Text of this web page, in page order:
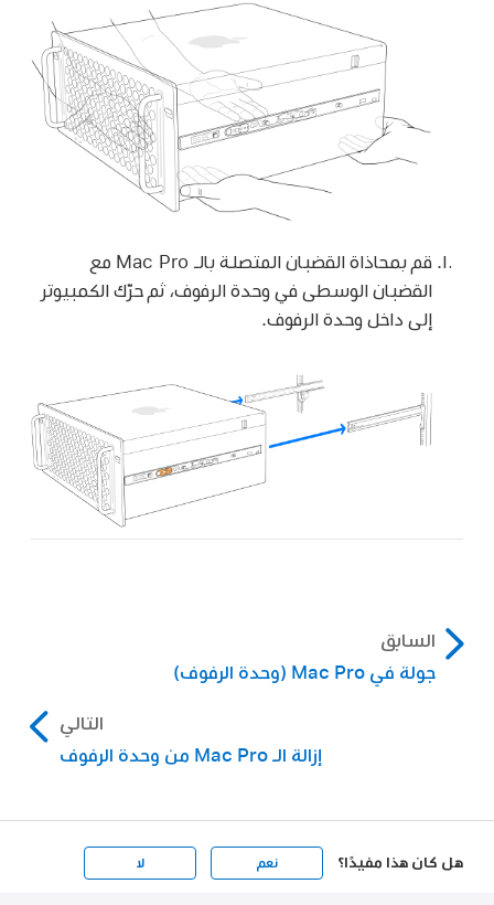
قم بمحاذاة القضبان المتصلة بالـ Mac Pro مع
القضبان الوسطى في وحدة الرفوف، ثم حرّك الكمبيوتر
إلى داخل وحدة الرفوف.
السابق
جولة في Mac Pro (وحدة الرفوف)
التالي
إزالة الـ Mac Pro من وحدة الرفوف
هل كان هذا مفيدًا؟ نعم لا